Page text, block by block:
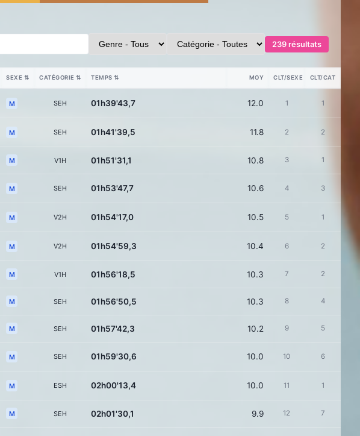
239 résultats
SEXE ⇅ CATÉGORIE ⇅ TEMPS ⇅ MOY CLT/SEXE CLT/CAT
M SEH 01h39'43,7 12.0 1 1
M SEH 01h41'39,5 11.8 2 2
M V1H 01h51'31,1 10.8 3 1
M SEH 01h53'47,7 10.6 4 3
M V2H 01h54'17,0 10.5 5 1
M V2H 01h54'59,3 10.4 6 2
M V1H 01h56'18,5 10.3 7 2
M SEH 01h56'50,5 10.3 8 4
M SEH 01h57'42,3 10.2 9 5
M SEH 01h59'30,6 10.0 10 6
M ESH 02h00'13,4 10.0 11 1
M SEH 02h01'30,1 9.9 12 7